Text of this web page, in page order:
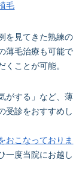
毛
を見てきた熟練の
薄毛治療も可能で
ことが可能。
がする」など、薄
受診をおすすめし
おこなっておりま
一度当院にお越し